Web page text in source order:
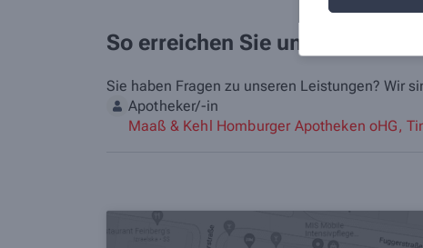
So erreichen Sie uns
Sie haben Fragen zu unseren Leistungen? Wir
Apotheker/-in
Maaß & Kehl Homburger Apotheken oHG,